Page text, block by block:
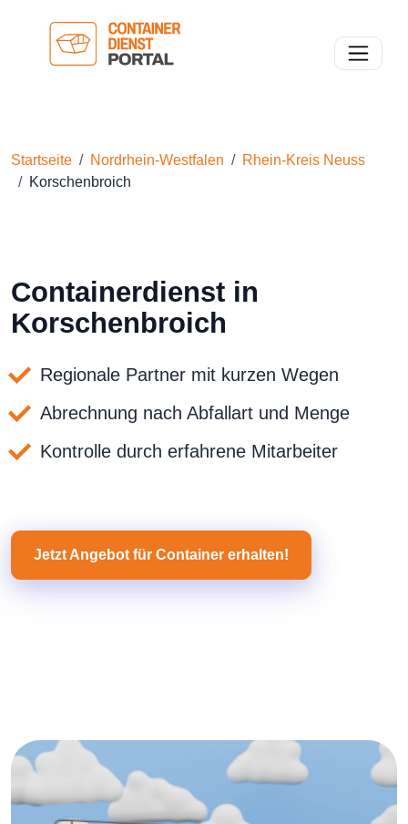
Toggle
Startseite Nordrhein-Westfalen
Rhein-Kreis Neuss
Korschenbroich
Containerdienst in
Korschenbroich
Regionale Partner mit kurzen Wegen
Abrechnung nach Abfallart und Menge
Kontrolle durch erfahrene Mitarbeiter
Jetzt Angebot für Container erhalten!